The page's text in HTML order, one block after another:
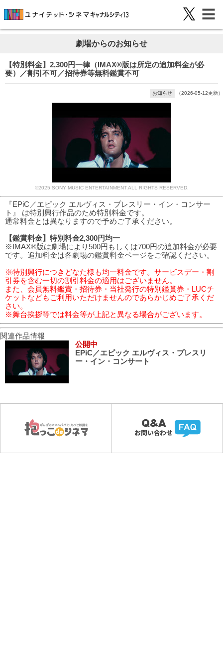
劇場からのお知らせ
【特別料金】2,300円一律（IMAX®版は所定の追加料金が必
要）／割引不可／招待券等無料鑑賞不可
お知らせ （2026-05-12更新）
©2025 SONY MUSIC ENTERTAINMENT.ALL RIGHTS RESERVED.
『EPiC／エピック エルヴィス・プレスリー・イン・コンサー
ト』 は特別興行作品のため特別料金です。
通常料金とは異なりますので予めご了承ください。
【鑑賞料金】特別料金2,300円均一
※IMAX®版は劇場により500円もしくは700円の追加料金が必要
です。追加料金は各劇場の鑑賞料金ページをご確認ください。
※特別興行につきどなた様も均一料金です。サービスデー・割
引券を含む一切の割引料金の適用はございません。
また、会員無料鑑賞・招待券・当社発行の特別鑑賞券・LUCチ
ケットなどもご利用いただけませんのであらかじめご了承くだ
さい。
※舞台挨拶等では料金等が上記と異なる場合がございます。
関連作品情報
公開中
EPiC／エピック エルヴィス・プレスリ
ー・イン・コンサート